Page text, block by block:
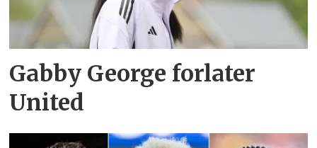
Gabby George forlater
United